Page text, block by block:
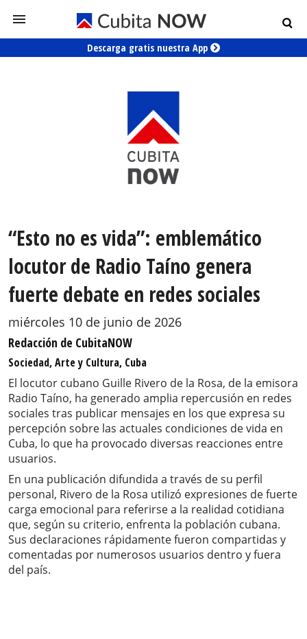
Descarga gratis nuestra App
“Esto no es vida”: emblemático
locutor de Radio Taíno genera
fuerte debate en redes sociales
miércoles 10 de junio de 2026
Redacción de CubitaNOW
Sociedad, Arte y Cultura, Cuba
El locutor cubano Guille Rivero de la Rosa, de la emisora
Radio Taíno, ha generado amplia repercusión en redes
sociales tras publicar mensajes en los que expresa su
percepción sobre las actuales condiciones de vida en
Cuba, lo que ha provocado diversas reacciones entre
usuarios.
En una publicación difundida a través de su perfil
personal, Rivero de la Rosa utilizó expresiones de fuerte
carga emocional para referirse a la realidad cotidiana
que, según su criterio, enfrenta la población cubana.
Sus declaraciones rápidamente fueron compartidas y
comentadas por numerosos usuarios dentro y fuera
del país.